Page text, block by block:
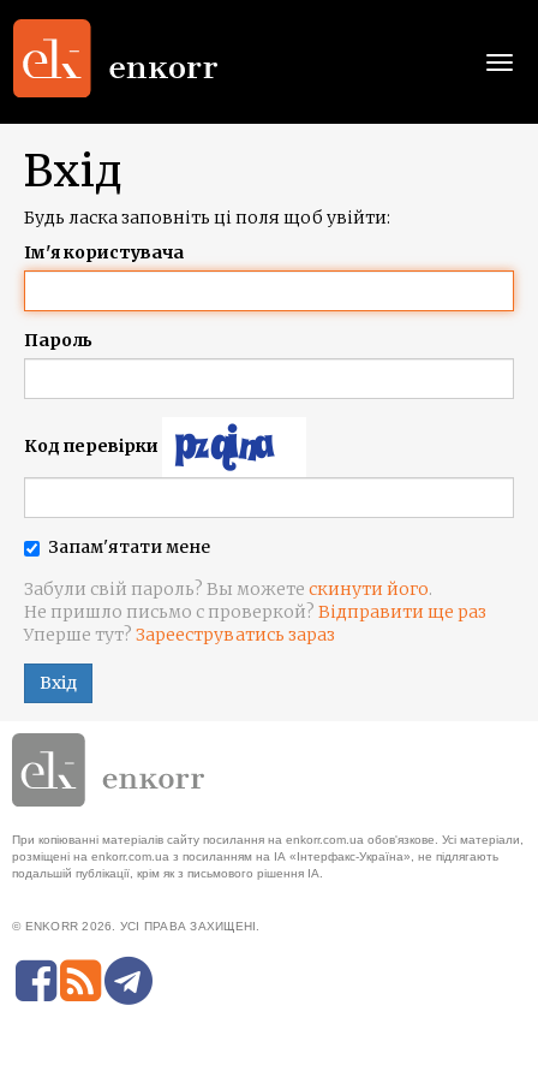
Вхід
Будь ласка заповніть ці поля щоб увійти:
Ім'я користувача
Пароль
Код перевірки
Запам'ятати мене
Забули свій пароль? Вы можете скинути його.
Не пришло письмо с проверкой? Відправити ще раз
Уперше тут? Зарееструватись зараз
Вхід
При копіюванні матеріалів сайту посилання на enkorr.com.ua обов'язкове. Усі матеріали,
розміщені на enkorr.com.ua з посиланням на ІА «Інтерфакс-Україна», не підлягають
подальшій публікації, крім як з письмового рішення ІА.
© ENKORR 2026. УСІ ПРАВА ЗАХИЩЕНІ.